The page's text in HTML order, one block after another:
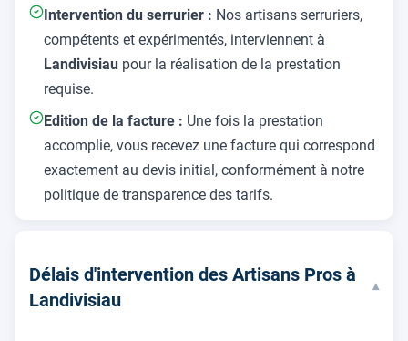
Intervention du serrurier : Nos artisans serruriers,
compétents et expérimentés, interviennent à
Landivisiau pour la réalisation de la prestation
requise.
Edition de la facture : Une fois la prestation
accomplie, vous recevez une facture qui correspond
exactement au devis initial, conformément à notre
politique de transparence des tarifs.
Délais d'intervention des Artisans Pros à
Landivisiau
▾